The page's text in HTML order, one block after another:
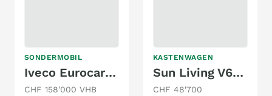
SONDERMOBIL
Iveco Eurocargo 4x4
CHF 158'000 VHB
KASTENWAGEN
Sun Living V60 SP Family
CHF 48'700